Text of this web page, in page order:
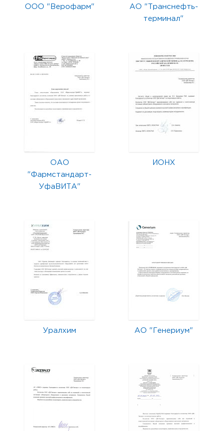
ООО "Верофарм"
АО "Транснефть-
терминал"
ОАО
"Фармстандарт-
УфаВИТА"
ИОНХ
Уралхим АО "Генериум"